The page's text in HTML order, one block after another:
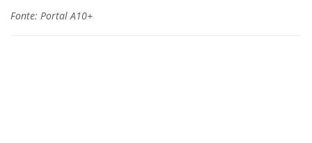
Fonte: Portal A10+